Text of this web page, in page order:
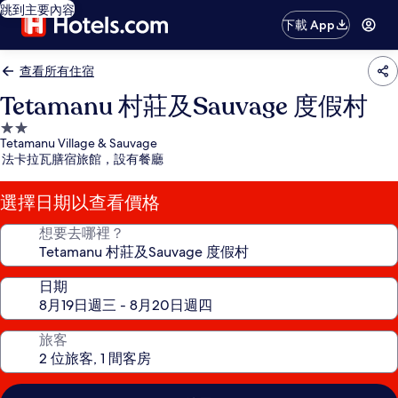
跳到主要內容
下載 App
查看所有住宿
Tetamanu 村莊及Sauvage 度假村
2.0
星
級
住
宿
Tetamanu Village & Sauvage
法卡拉瓦膳宿旅館，設有餐廳
選擇日期以查看價格
想要去哪裡？
日期
旅客